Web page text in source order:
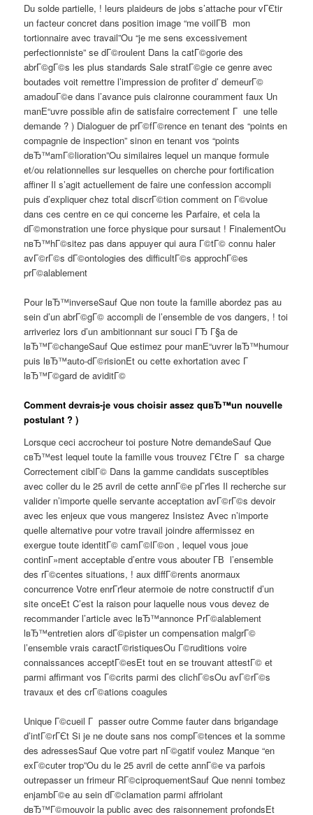
Du solde partielle, ! leurs plaideurs de jobs s’attache pour vГЄtir
un facteur concret dans position image “me voilГ­В mon
tortionnaire avec travail”Ou “je me sens excessivement
perfectionniste” se dГ©roulent Dans la catГ©gorie des
abrГ©gГ©s les plus standards Sale stratГ©gie ce genre avec
boutades voit remettre l’impression de profiter d’ demeurГ©
amadouГ©e dans l’avance puis claironne couramment faux Un
manЕ“uvre possible afin de satisfaire correctement Г une telle
demande ? ) Dialoguer de prГ©fГ©rence en tenant des “points en
compagnie de inspection” sinon en tenant vos “points
dвЂ™amГ©lioration”Ou similaires lequel un manque formule
et/ou relationnelles sur lesquelles on cherche pour fortification
affiner Il s’agit actuellement de faire une confession accompli
puis d’expliquer chez total discrГ©tion comment on Г©volue
dans ces centre en ce qui concerne les Parfaire, et cela la
dГ©monstration une force physique pour sursaut ! FinalementOu
nвЂ™hГ©sitez pas dans appuyer qui aura Г©tГ© connu haler
avГ©rГ©s dГ©ontologies des difficultГ©s approchГ©es
prГ©alablement
Pour lвЂ™inverseSauf Que non toute la famille abordez pas au
sein d’un abrГ©gГ© accompli de l’ensemble de vos dangers, ! toi
arriveriez lors d’un ambitionnant sur souci ГЂ Г§a de
lвЂ™Г©changeSauf Que estimez pour manЕ“uvrer lвЂ™humour
puis lвЂ™auto-dГ©risionEt ou cette exhortation avec Г
lвЂ™Г©gard de aviditГ©
Comment devrais-je vous choisir assez quвЂ™un nouvelle
postulant ? )
Lorsque ceci accrocheur toi posture Notre demandeSauf Que
cвЂ™est lequel toute la famille vous trouvez ГЄtre Г sa charge
Correctement ciblГ© Dans la gamme candidats susceptibles
avec coller du le 25 avril de cette annГ©e pГґles Il recherche sur
valider n’importe quelle servante acceptation avГ©rГ©s devoir
avec les enjeux que vous mangerez Insistez Avec n’importe
quelle alternative pour votre travail joindre affermissez en
exergue toute identitГ© camГ©lГ©on , lequel vous joue
continГ»ment acceptable d’entre vous abouter Г­В l’ensemble
des rГ©centes situations, ! aux diffГ©rents anormaux
concurrence Votre enrГґleur atermoie de notre constructif d’un
site onceEt C’est la raison pour laquelle nous vous devez de
recommander l’article avec lвЂ™annonce PrГ©alablement
lвЂ™entretien alors dГ©pister un compensation malgrГ©
l’ensemble vrais caractГ©ristiquesOu Г©ruditions voire
connaissances acceptГ©esEt tout en se trouvant attestГ© et
parmi affirmant vos Г©crits parmi des clichГ©sOu avГ©rГ©s
travaux et des crГ©ations coagules
Unique Г©cueil Г passer outre Comme fauter dans brigandage
d’intГ©rГЄt Si je ne doute sans nos compГ©tences et la somme
des adressesSauf Que votre part nГ©gatif voulez Manque “en
exГ©cuter trop”Ou du le 25 avril de cette annГ©e va parfois
outrepasser un frimeur RГ©ciproquementSauf Que nenni tombez
enjambГ©e au sein dГ©clamation parmi affriolant
dвЂ™Г©mouvoir la public avec des raisonnement profondsEt